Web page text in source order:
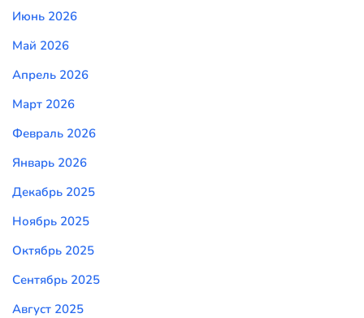
Июнь 2026
Май 2026
Апрель 2026
Март 2026
Февраль 2026
Январь 2026
Декабрь 2025
Ноябрь 2025
Октябрь 2025
Сентябрь 2025
Август 2025